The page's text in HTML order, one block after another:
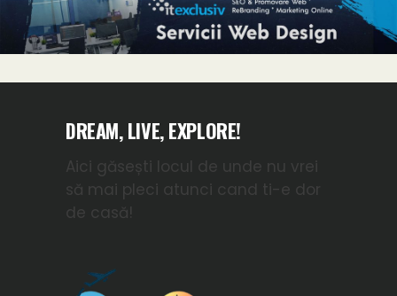
DREAM, LIVE, EXPLORE!
Aici găsești locul de unde nu vrei
să mai pleci atunci cand ti-e dor
de casă!